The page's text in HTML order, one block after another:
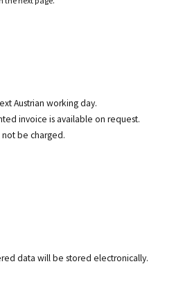
Austrian working day.
invoice is available on request.
be charged.
data will be stored electronically.